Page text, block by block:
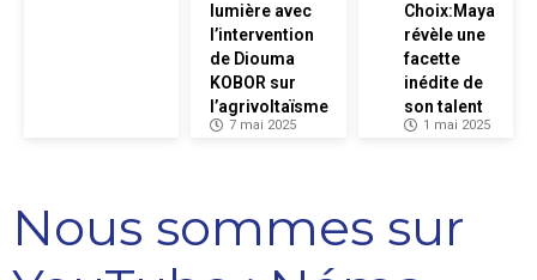
lumière avec
l’intervention
de Diouma
KOBOR sur
l’agrivoltaïsme
7 mai 2025
Choix:Maya
révèle une
facette
inédite de
son talent
1 mai 2025
Nous sommes sur